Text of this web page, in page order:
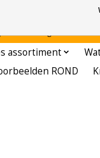
assortiment
ROND